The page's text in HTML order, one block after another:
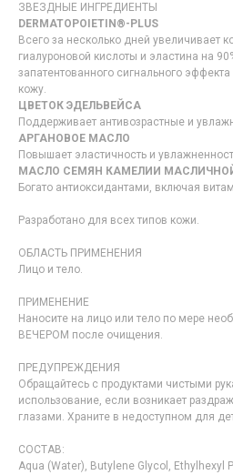
ЗВЕЗДНЫЕ ИНГРЕДИЕНТЫ
DERMATOPOIETIN®-PLUS
Всего за несколько дней увеличивает
гиалуроновой кислоты и эластина на
запатентованного сигнального
кожу.
ЦВЕТОК ЭДЕЛЬВЕЙСА
Поддерживает антивозрастные и
АРГАНОВОЕ МАСЛО
Повышает эластичность и
МАСЛО СЕМЯН КАМЕЛИИ
Богато антиоксидантами, включая
Разработано для всех типов кожи.
ОБЛАСТЬ ПРИМЕНЕНИЯ
Лицо и тело.
ПРИМЕНЕНИЕ
Наносите на лицо или тело по мере
ВЕЧЕРОМ после очищения.
ПРЕДУПРЕЖДЕНИЯ
Обращайтесь с продуктами чистыми
использование, если возникает
глазами. Храните в недоступном для
СОСТАВ:
Aqua (Water), Butylene Glycol, Ethylhexyl